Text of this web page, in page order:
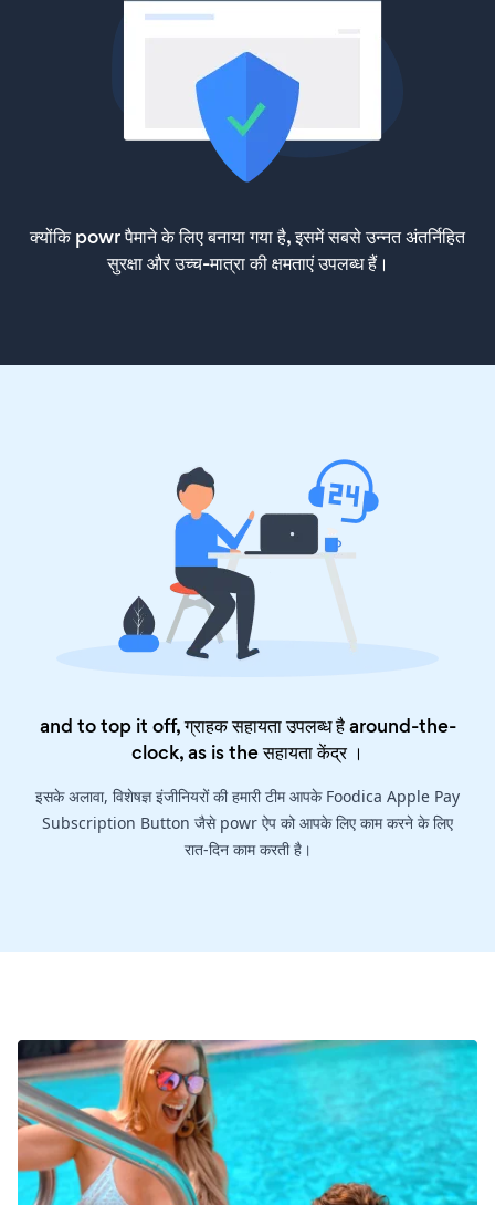
क्योंकि powr पैमाने के लिए बनाया गया है, इसमें सबसे उन्नत अंतर्निहित
सुरक्षा और उच्च-मात्रा की क्षमताएं उपलब्ध हैं।
and to top it off, ग्राहक सहायता उपलब्ध है around-the-
clock, as is theसहायता केंद्र।
इसके अलावा, विशेषज्ञ इंजीनियरों की हमारी टीम आपके Foodica Apple Pay
Subscription Button जैसे powr ऐप को आपके लिए काम करने के लिए
रात-दिन काम करती है।